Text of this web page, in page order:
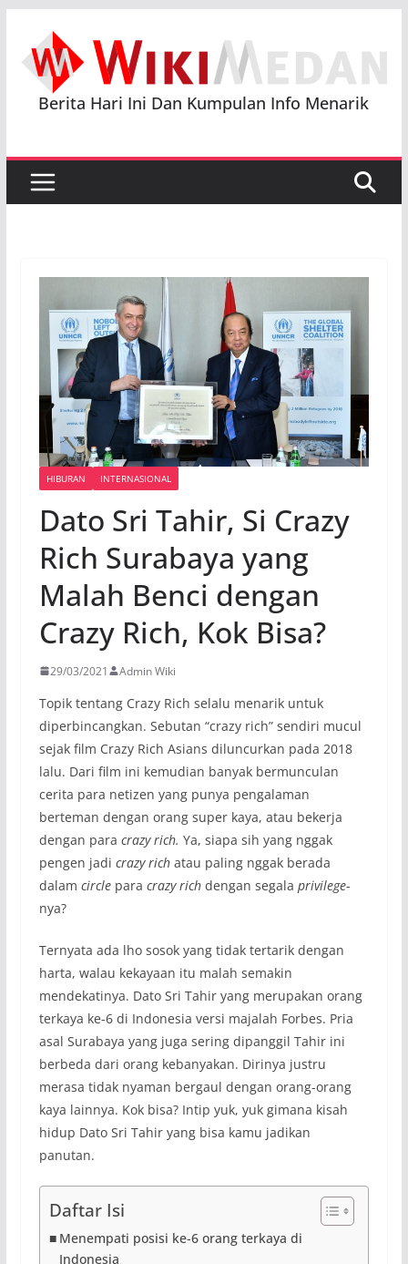
content
Berita Hari Ini Dan Kumpulan Info Menarik
HIBURAN INTERNASIONAL
Dato Sri Tahir, Si Crazy
Rich Surabaya yang
Malah Benci dengan
Crazy Rich, Kok Bisa?
29/03/2021 Admin Wiki
Topik tentang Crazy Rich selalu menarik untuk
diperbincangkan. Sebutan “crazy rich” sendiri mucul
sejak film Crazy Rich Asians diluncurkan pada 2018
lalu. Dari film ini kemudian banyak bermunculan
cerita para netizen yang punya pengalaman
berteman dengan orang super kaya, atau bekerja
dengan para crazy rich. Ya, siapa sih yang nggak
pengen jadi crazy richatau paling nggak berada
dalam circlepara crazy rich dengan segala privilege-
nya?
Ternyata ada lho sosok yang tidak tertarik dengan
harta, walau kekayaan itu malah semakin
mendekatinya. Dato Sri Tahir yang merupakan orang
terkaya ke-6 di Indonesia versi majalah Forbes. Pria
asal Surabaya yang juga sering dipanggil Tahir ini
berbeda dari orang kebanyakan. Dirinya justru
merasa tidak nyaman bergaul dengan orang-orang
kaya lainnya. Kok bisa? Intip yuk, yuk gimana kisah
hidup Dato Sri Tahir yang bisa kamu jadikan
panutan.
Daftar Isi
Menempati posisi ke-6 orang terkaya di
Indonesia